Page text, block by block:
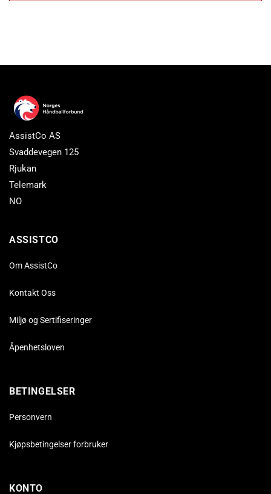
AssistCo AS
Svaddevegen 125
Rjukan
Telemark
NO
ASSISTCO
Om AssistCo
Kontakt Oss
Miljø og Sertifiseringer
Åpenhetsloven
BETINGELSER
Personvern
Kjøpsbetingelser forbruker
KONTO